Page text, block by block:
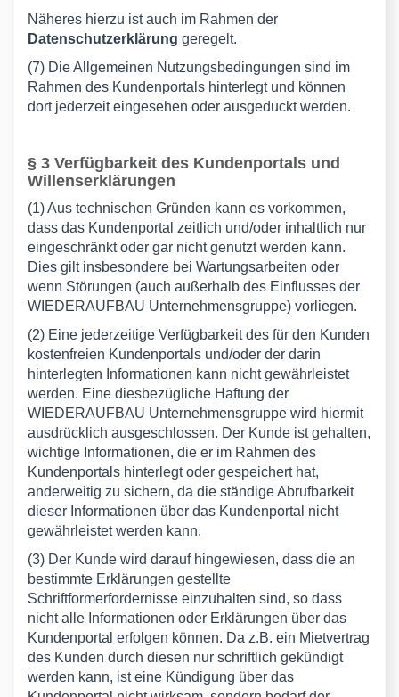
Näheres hierzu ist auch im Rahmen der
Datenschutzerklärung geregelt.
(7) Die Allgemeinen Nutzungsbedingungen sind im
Rahmen des Kundenportals hinterlegt und können
dort jederzeit eingesehen oder ausgeduckt werden.
§ 3 Verfügbarkeit des Kundenportals und
Willenserklärungen
(1) Aus technischen Gründen kann es vorkommen,
dass das Kundenportal zeitlich und/oder inhaltlich nur
eingeschränkt oder gar nicht genutzt werden kann.
Dies gilt insbesondere bei Wartungsarbeiten oder
wenn Störungen (auch außerhalb des Einflusses der
WIEDERAUFBAU Unternehmensgruppe) vorliegen.
(2) Eine jederzeitige Verfügbarkeit des für den Kunden
kostenfreien Kundenportals und/oder der darin
hinterlegten Informationen kann nicht gewährleistet
werden. Eine diesbezügliche Haftung der
WIEDERAUFBAU Unternehmensgruppe wird hiermit
ausdrücklich ausgeschlossen. Der Kunde ist gehalten,
wichtige Informationen, die er im Rahmen des
Kundenportals hinterlegt oder gespeichert hat,
anderweitig zu sichern, da die ständige Abrufbarkeit
dieser Informationen über das Kundenportal nicht
gewährleistet werden kann.
(3) Der Kunde wird darauf hingewiesen, dass die an
bestimmte Erklärungen gestellte
Schriftformerfordernisse einzuhalten sind, so dass
nicht alle Informationen oder Erklärungen über das
Kundenportal erfolgen können. Da z.B. ein Mietvertrag
des Kunden durch diesen nur schriftlich gekündigt
werden kann, ist eine Kündigung über das